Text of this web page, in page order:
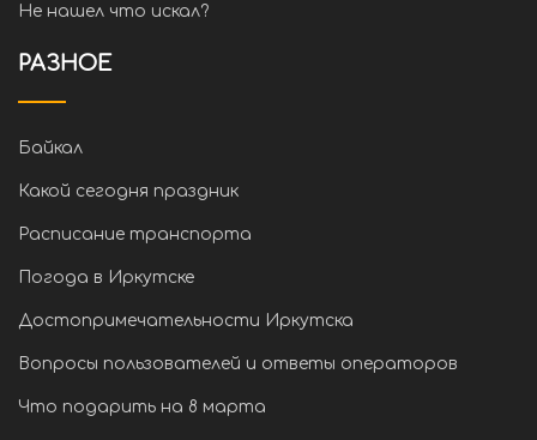
Не нашел что искал?
РАЗНОЕ
Байкал
Какой сегодня праздник
Расписание транспорта
Погода в Иркутске
Достопримечательности Иркутска
Вопросы пользователей и ответы операторов
Что подарить на 8 марта